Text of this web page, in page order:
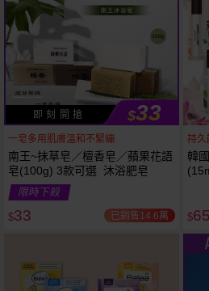
立刻送
即 刻 開 搶 $33
一皂多用肌膚溫和不緊繃
南王~抹草皂／檀香皂／蘋果花語
皂(100g) 3款可選 沐浴肥皂
限時下殺
$33 已銷售14.6萬
持久
韓
$65